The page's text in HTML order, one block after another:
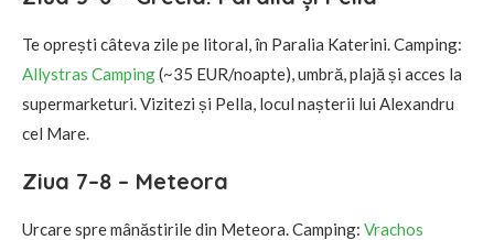
Te oprești câteva zile pe litoral, în Paralia Katerini. Camping:
Allystras Camping(~35 EUR/noapte), umbră, plajă și acces la
supermarketuri. Vizitezi și Pella, locul nașterii lui Alexandru
cel Mare.
Ziua 7–8 – Meteora
Urcare spre mânăstirile din Meteora. Camping: Vrachos